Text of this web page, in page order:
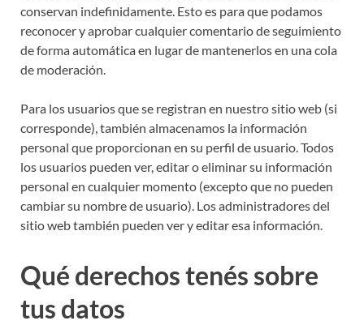
conservan indefinidamente. Esto es para que podamos
reconocer y aprobar cualquier comentario de seguimiento
de forma automática en lugar de mantenerlos en una cola
de moderación.
Para los usuarios que se registran en nuestro sitio web (si
corresponde), también almacenamos la información
personal que proporcionan en su perfil de usuario. Todos
los usuarios pueden ver, editar o eliminar su información
personal en cualquier momento (excepto que no pueden
cambiar su nombre de usuario). Los administradores del
sitio web también pueden ver y editar esa información.
Qué derechos tenés sobre
tus datos